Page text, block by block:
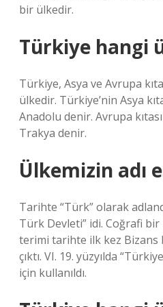
bir ülkedir.
Türkiye hangi
Türkiye, Asya ve Avrupa
ülkedir. Türkiye’nin Asya
Anadolu denir. Avrupa
Trakya denir.
Ülkemizin adı
Tarihte “Türk” olarak
Türk Devleti” idi. Coğrafi
terimi tarihte ilk kez Bizans
çıktı. VI. 19. yüzyılda
için kullanıldı.